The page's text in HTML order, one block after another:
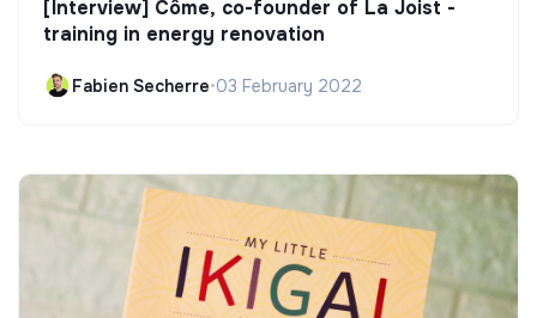
[Interview] Côme, co-founder of La Joist -
training in energy renovation
Fabien Secherre•03 February 2022